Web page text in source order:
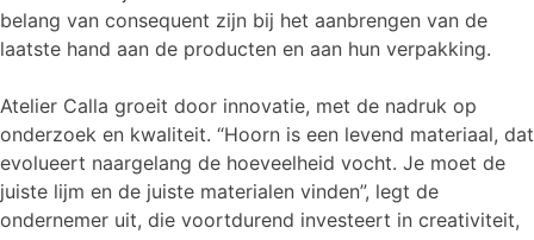
belang van consequent zijn bij het aanbrengen van de
laatste hand aan de producten en aan hun verpakking.
Atelier Calla groeit door innovatie, met de nadruk op
onderzoek en kwaliteit. “Hoorn is een levend materiaal, dat
evolueert naargelang de hoeveelheid vocht. Je moet de
juiste lijm en de juiste materialen vinden”, legt de
ondernemer uit, die voortdurend investeert in creativiteit,